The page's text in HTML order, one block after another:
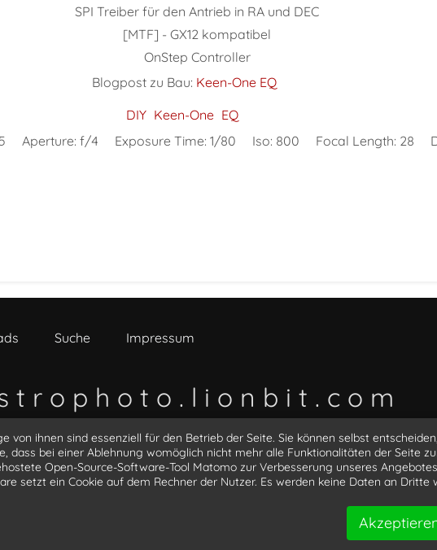
SPI Treiber für den Antrieb in RA und DEC
[MTF] - GX12 kompatibel
OnStep Controller
Blogpost zu Bau: Keen-One EQ
DIY Keen-One EQ
Aperture: f/4 Exposure Time: 1/80 Iso: 800 Focal Length: 28
Suche Impressum
t r o p h o t o . l i o n b i t . c o m
@LucasLangner @LionBit76 @sagittarius
| Powered by lionbit.com | All rights reserved
von ihnen sind essenziell für den Betrieb der Seite. Sie können selbst
dass bei einer Ablehnung womöglich nicht mehr alle Funktionalitäten der Seite
Open-Source-Software-Tool Matomo zur Verbesserung unseres
setzt ein Cookie auf dem Rechner der Nutzer. Es werden keine Daten an Dritte